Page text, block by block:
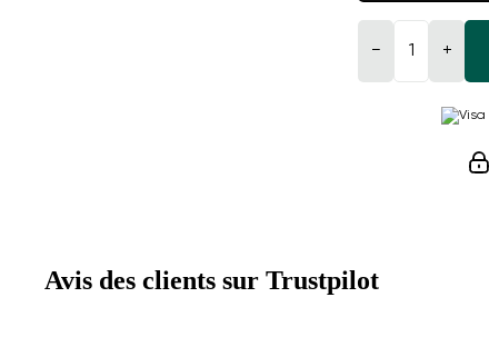
− +
Avis des clients sur Trustpilot